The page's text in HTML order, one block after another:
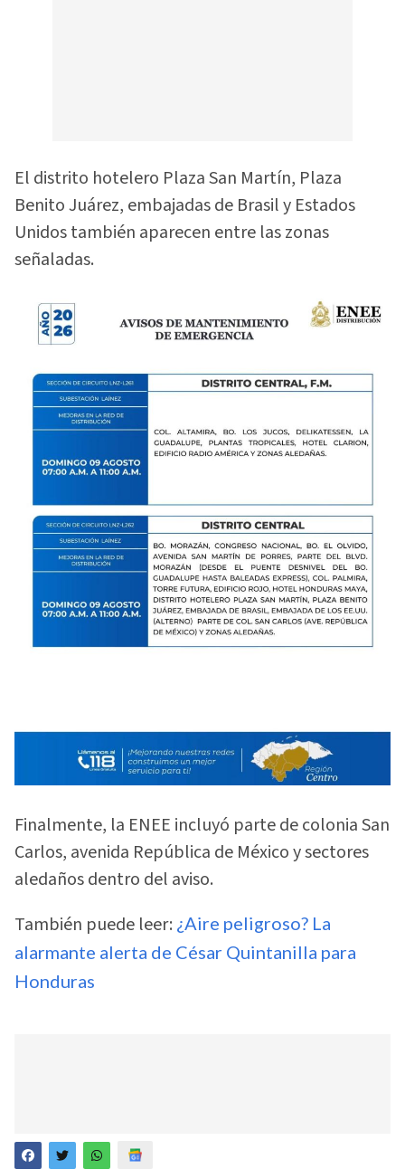
El distrito hotelero Plaza San Martín, Plaza
Benito Juárez, embajadas de Brasil y Estados
Unidos también aparecen entre las zonas
señaladas.
Finalmente, la ENEE incluyó parte de colonia San
Carlos, avenida República de México y sectores
aledaños dentro del aviso.
También puede leer: ¿Aire peligroso? La
alarmante alerta de César Quintanilla para
Honduras